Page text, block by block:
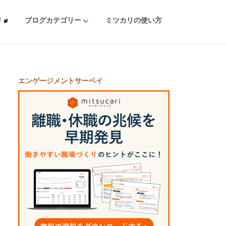
ブログカテゴリー ミツカリの使い方
エンゲージメントサーベイ